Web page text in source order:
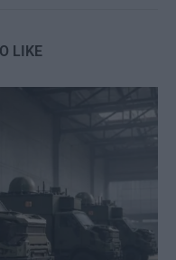
LIKE